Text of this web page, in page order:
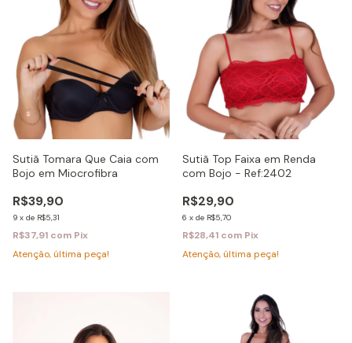
Sutiã Tomara Que Caia com
Bojo em Miocrofibra
R$39,90
9 x de R$5,31
R$37,91 com Pix
Atenção, última peça!
Sutiã Top Faixa em Renda
com Bojo - Ref:2402
R$29,90
6 x de R$5,70
R$28,41 com Pix
Atenção, última peça!